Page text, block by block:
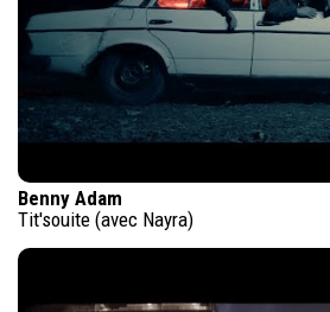
Benny Adam
Tit'souite (avec Nayra)